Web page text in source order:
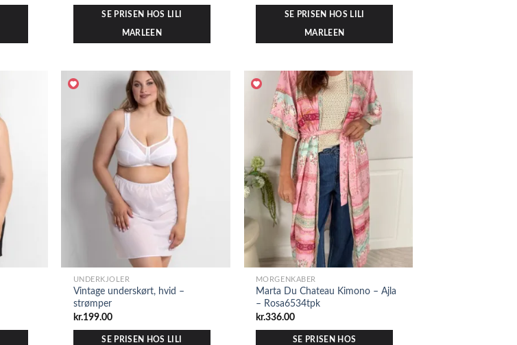
SE PRISEN HOS LILI
MARLEEN
SE PRISEN HOS LILI
MARLEEN
UNDERKJOLER
Vintage underskørt, hvid –
strømper
kr.199.00
SE PRISEN HOS LILI
MORGENKÅBER
Marta Du Chateau Kimono – Ajla
– Rosa6534tpk
kr.336.00
SE PRISEN HOS